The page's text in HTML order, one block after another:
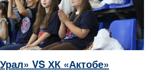
VS ХК «Актобе»